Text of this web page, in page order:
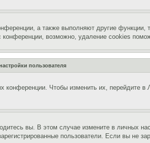
а также выполняют другие функции,
возможно, удаление cookies
пользователя
конференции. Чтобы изменить их, перейдите в
вы. В этом случае измените в личных
пользователи. Если вы не